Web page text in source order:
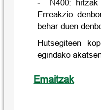
- N400: hitzak
Erreakzio
behar duen
Hutsegiteen
egindako
Emaitzak